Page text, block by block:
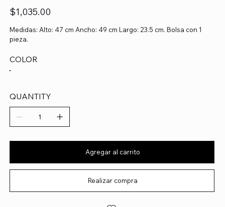
Precio
$1,035.00
Medidas: Alto: 47 cm Ancho: 49 cm Largo: 23.5 cm. Bolsa con 1
pieza.
COLOR
QUANTITY
Agregar al carrito
Realizar compra